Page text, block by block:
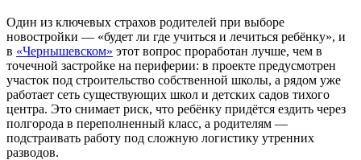
Один из ключевых страхов родителей при выборе
новостройки — «будет ли где учиться и лечиться ребёнку», и
в «Чернышевском» этот вопрос проработан лучше, чем в
точечной застройке на периферии: в проекте предусмотрен
участок под строительство собственной школы, а рядом уже
работает сеть существующих школ и детских садов тихого
центра. Это снимает риск, что ребёнку придётся ездить через
полгорода в переполненный класс, а родителям —
подстраивать работу под сложную логистику утренних
разводов.